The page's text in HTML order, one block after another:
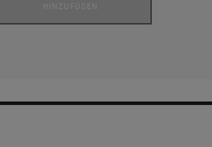
HINZUFÜGEN